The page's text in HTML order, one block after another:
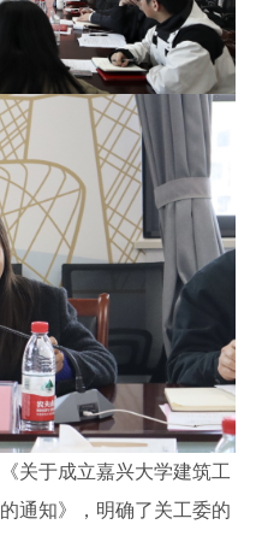
关于成立嘉兴大学建筑工
通知》，明确了关工委的